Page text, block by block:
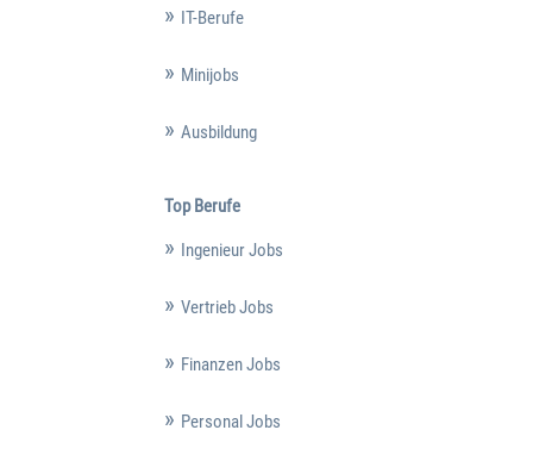
IT-Berufe
Minijobs
Ausbildung
Top Berufe
Ingenieur Jobs
Vertrieb Jobs
Finanzen Jobs
Personal Jobs